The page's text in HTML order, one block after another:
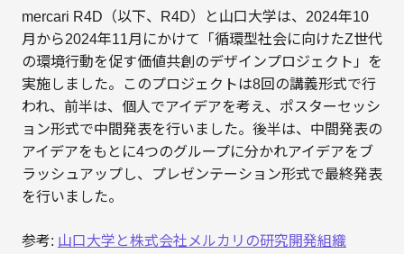
mercari R4D（以下、R4D）と山口大学は、2024年10
月から2024年11月にかけて「循環型社会に向けたZ世代
の環境行動を促す価値共創のデザインプロジェクト」を
実施しました。このプロジェクトは8回の講義形式で行
われ、前半は、個人でアイデアを考え、ポスターセッシ
ョン形式で中間発表を行いました。後半は、中間発表の
アイデアをもとに4つのグループに分かれアイデアをブ
ラッシュアップし、プレゼンテーション形式で最終発表
を行いました。
参考: 山口大学と株式会社メルカリの研究開発組織